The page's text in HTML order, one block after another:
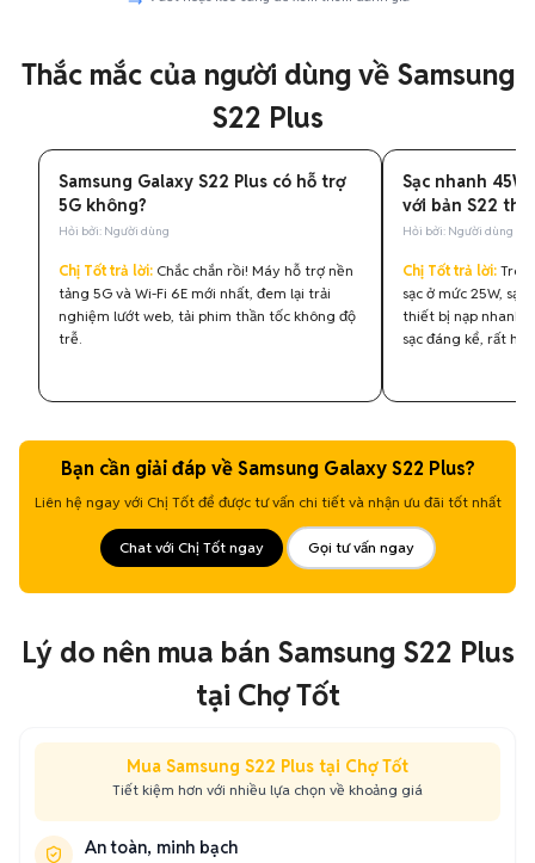
Thắc mắc của người dùng về Samsung
S22 Plus
Samsung Galaxy S22 Plus có hỗ trợ
5G không?
Hỏi bởi: Người dùng
Chị Tốt trả lời: Chắc chắn rồi! Máy hỗ trợ nền
tảng 5G và Wi-Fi 6E mới nhất, đem lại trải
nghiệm lướt web, tải phim thần tốc không độ
trễ.
Sạc nhanh
với bản S22
Hỏi bởi: Người dùng
Chị Tốt trả lời:
sạc ở mức 25W,
thiết bị nạp nhanh
sạc đáng kể, rất
Bạn cần giải đáp về Samsung Galaxy S22 Plus?
Liên hệ ngay với Chị Tốt để được tư vấn chi tiết và nhận ưu đãi tốt nhất
Chat với Chị Tốt ngay Gọi tư vấn ngay
Lý do nên mua bán Samsung S22 Plus
tại Chợ Tốt
Mua Samsung S22 Plus tại Chợ Tốt
Tiết kiệm hơn với nhiều lựa chọn về khoảng giá
An toàn, minh bạch